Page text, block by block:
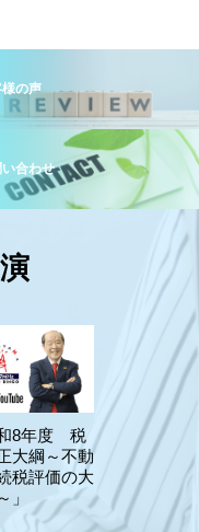
様の声
い合わせ
和8年度 税
大綱～不動
税評価の大
」